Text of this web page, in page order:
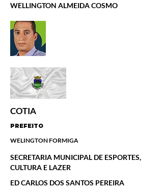
WELLINGTON ALMEIDA COSMO
COTIA
PREFEITO
WELINGTON FORMIGA
SECRETARIA MUNICIPAL DE ESPORTES,
CULTURA E LAZER
ED CARLOS DOS SANTOS PEREIRA